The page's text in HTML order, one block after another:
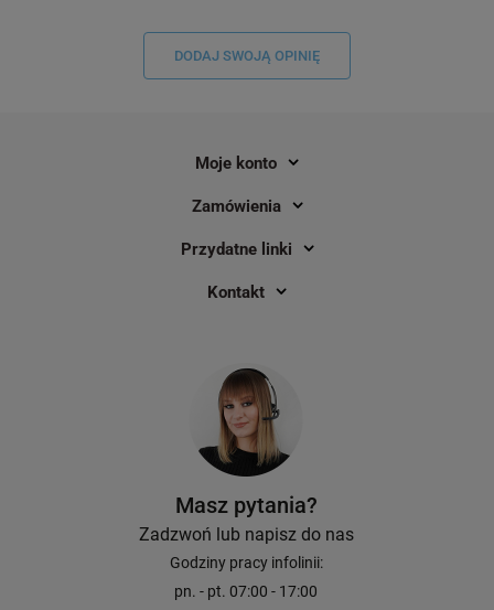
DODAJ SWOJĄ OPINIĘ
Moje konto
Zamówienia
Przydatne linki
Kontakt
Masz pytania?
Zadzwoń lub napisz do nas
Godziny pracy infolinii:
pn. - pt. 07:00 - 17:00